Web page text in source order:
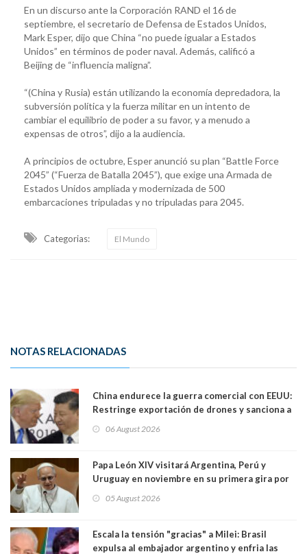
En un discurso ante la Corporación RAND el 16 de
septiembre, el secretario de Defensa de Estados Unidos,
Mark Esper, dijo que China “no puede igualar a Estados
Unidos” en términos de poder naval. Además, calificó a
Beijing de “influencia maligna”.
“(China y Rusia) están utilizando la economía depredadora, la
subversión política y la fuerza militar en un intento de
cambiar el equilibrio de poder a su favor, y a menudo a
expensas de otros”, dijo a la audiencia.
A principios de octubre, Esper anunció su plan “Battle Force
2045” (“Fuerza de Batalla 2045”), que exige una Armada de
Estados Unidos ampliada y modernizada de 500
embarcaciones tripuladas y no tripuladas para 2045.
Categorias: El Mundo
NOTAS RELACIONADAS
China endurece la guerra comercial con EEUU:
Restringe exportación de drones y sanciona a
06 August 2026
Papa León XIV visitará Argentina, Perú y
Uruguay en noviembre en su primera gira por
05 August 2026
Escala la tensión "gracias" a Milei: Brasil
expulsa al embajador argentino y enfria las